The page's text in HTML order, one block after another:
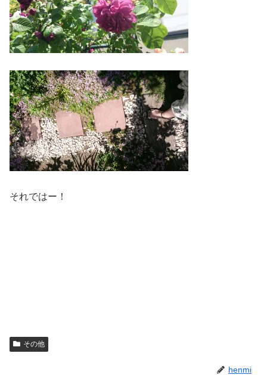
それではー！
その他
henmi